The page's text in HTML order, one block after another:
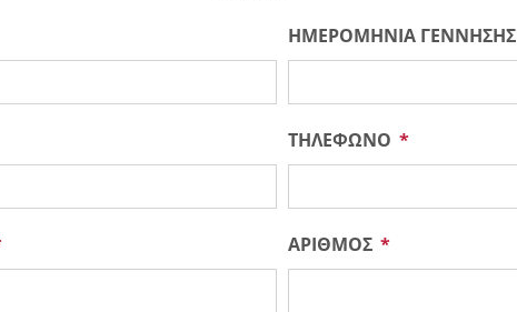
ΗΜΕΡΟΜΗΝΙΑ ΓΕΝΝΗΣΗΣ
ΤΗΛΕΦΩΝΟ
ΑΡΙΘΜΟΣ